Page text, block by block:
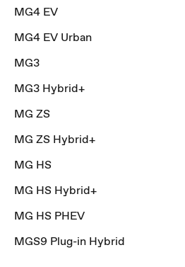
MG4 EV
MG4 EV Urban
MG3
MG3 Hybrid+
MG ZS
MG ZS Hybrid+
MG HS
MG HS Hybrid+
MG HS PHEV
MGS9 Plug-in Hybrid